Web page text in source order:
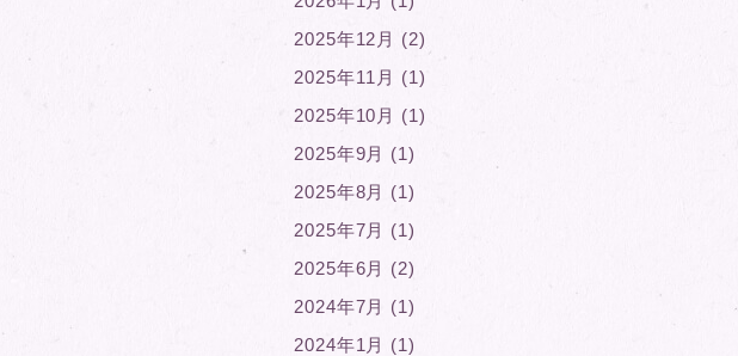
2025年12月 (2)
2025年11月 (1)
2025年10月 (1)
2025年9月 (1)
2025年8月 (1)
2025年7月 (1)
2025年6月 (2)
2024年7月 (1)
2024年1月 (1)